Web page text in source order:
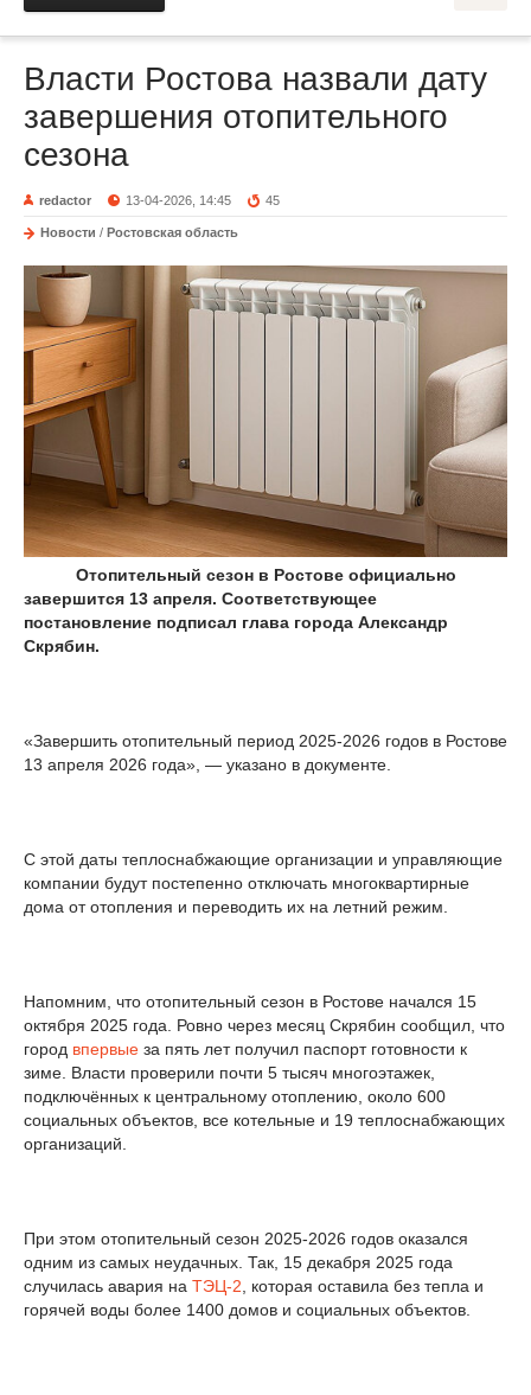
Власти Ростова назвали дату
завершения отопительного
сезона
redactor 13-04-2026, 14:45 45
Новости / Ростовская область
Отопительный сезон в Ростове официально
завершится 13 апреля. Соответствующее
постановление подписал глава города Александр
Скрябин.
«Завершить отопительный период 2025-2026 годов в Ростове
13 апреля 2026 года», — указано в документе.
С этой даты теплоснабжающие организации и управляющие
компании будут постепенно отключать многоквартирные
дома от отопления и переводить их на летний режим.
Напомним, что отопительный сезон в Ростове начался 15
октября 2025 года. Ровно через месяц Скрябин сообщил, что
город впервые за пять лет получил паспорт готовности к
зиме. Власти проверили почти 5 тысяч многоэтажек,
подключённых к центральному отоплению, около 600
социальных объектов, все котельные и 19 теплоснабжающих
организаций.
При этом отопительный сезон 2025-2026 годов оказался
одним из самых неудачных. Так, 15 декабря 2025 года
случилась авария на ТЭЦ-2, которая оставила без тепла и
горячей воды более 1400 домов и социальных объектов.